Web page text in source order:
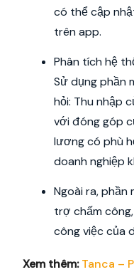
có thể cập
trên app.
Phân tích hệ
Sử dụng phần
hỏi: Thu nhập
với đóng góp
lương có phù
doanh nghiệp
Ngoài ra, phần
trợ chấm
công việc của
Xem thêm: Tanca –